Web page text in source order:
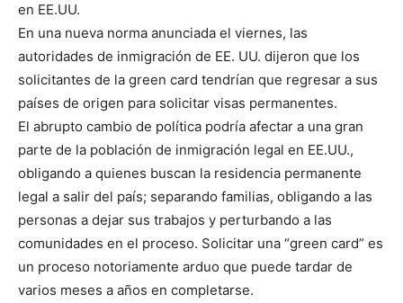
en EE.UU.
En una nueva norma anunciada el viernes, las
autoridades de inmigración de EE. UU. dijeron que los
solicitantes de la green card tendrían que regresar a sus
países de origen para solicitar visas permanentes.
El abrupto cambio de política podría afectar a una gran
parte de la población de inmigración legal en EE.UU.,
obligando a quienes buscan la residencia permanente
legal a salir del país; separando familias, obligando a las
personas a dejar sus trabajos y perturbando a las
comunidades en el proceso. Solicitar una “green card” es
un proceso notoriamente arduo que puede tardar de
varios meses a años en completarse.